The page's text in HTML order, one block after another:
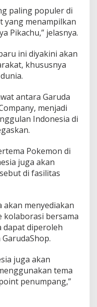
paling populer di
yang menampilkan
Pikachu,” jelasnya.
ini diyakini akan
khususnya
antara Garuda
menjadi
Indonesia di
Pokemon di
juga akan
di fasilitas
menyediakan
kolaborasi bersama
dapat diperoleh
juga akan
tema
penumpang,”